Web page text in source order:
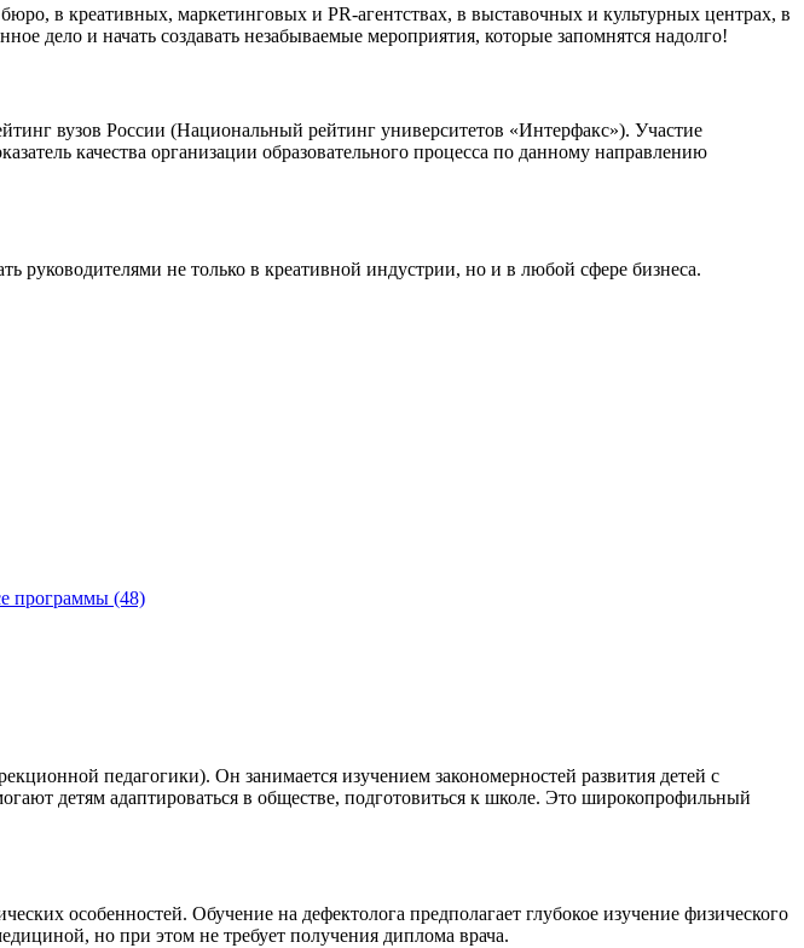
в креативных, маркетинговых и PR-агентствах, в выставочных и культурных центрах, в
дело и начать создавать незабываемые мероприятия, которые запомнятся надолго!
вузов России (Национальный рейтинг университетов «Интерфакс»). Участие
качества организации образовательного процесса по данному направлению
руководителями не только в креативной индустрии, но и в любой сфере бизнеса.
программы (48)
педагогики). Он занимается изучением закономерностей развития детей с
детям адаптироваться в обществе, подготовиться к школе. Это широкопрофильный
особенностей. Обучение на дефектолога предполагает глубокое изучение физического
но при этом не требует получения диплома врача.